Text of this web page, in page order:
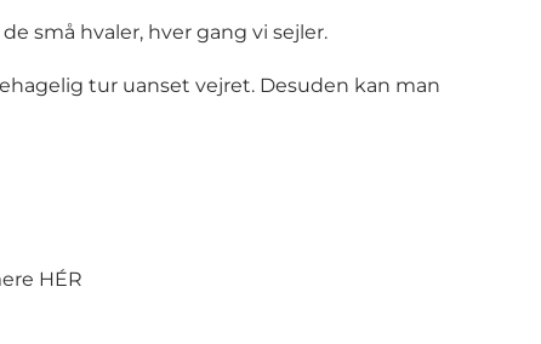
små hvaler, hver gang vi sejler.
tur uanset vejret. Desuden kan man
HÉR